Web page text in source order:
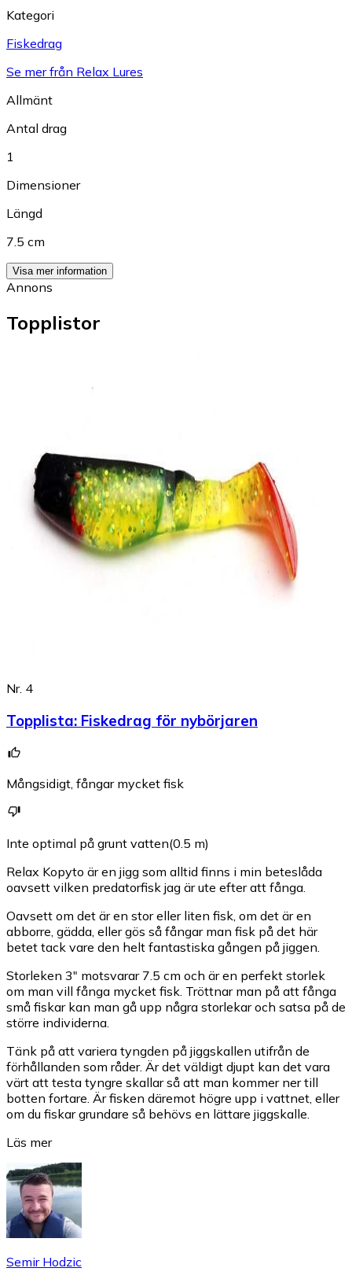
Kategori
Fiskedrag
Se mer från Relax Lures
Allmänt
Antal drag
1
Dimensioner
Längd
7.5 cm
Visa mer information
Annons
Topplistor
Nr. 4
Topplista: Fiskedrag för nybörjaren
Mångsidigt, fångar mycket fisk
Inte optimal på grunt vatten(0.5 m)
Relax Kopyto är en jigg som alltid finns i min beteslåda
oavsett vilken predatorfisk jag är ute efter att fånga.
Oavsett om det är en stor eller liten fisk, om det är en
abborre, gädda, eller gös så fångar man fisk på det här
betet tack vare den helt fantastiska gången på jiggen.
Storleken 3" motsvarar 7.5 cm och är en perfekt storlek
om man vill fånga mycket fisk. Tröttnar man på att fånga
små fiskar kan man gå upp några storlekar och satsa på de
större individerna.
Tänk på att variera tyngden på jiggskallen utifrån de
förhållanden som råder. Är det väldigt djupt kan det vara
värt att testa tyngre skallar så att man kommer ner till
botten fortare. Är fisken däremot högre upp i vattnet, eller
om du fiskar grundare så behövs en lättare jiggskalle.
Läs mer
Semir Hodzic